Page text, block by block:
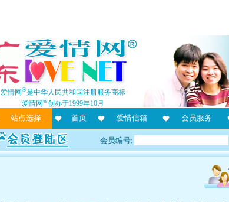
爱情网®是中华人民共和国注册服务商标
爱情网®创办于1999年10月
站点选择 首页 爱情信箱 会员服务
会员编号: